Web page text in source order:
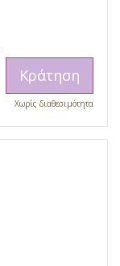
Κράτηση
Χωρίς διαθεσιμότητα